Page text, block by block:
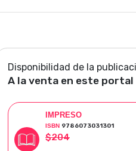
impuestos por una sociedad
Disponibilidad de la
A la venta en este portal
IMPRESO
ISBN 9786073031301
$204